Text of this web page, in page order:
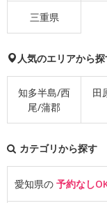
三重県
人気のエリアから
知多半島/西
尾/蒲郡
田
カテゴリから探す
愛知県の 予約なし